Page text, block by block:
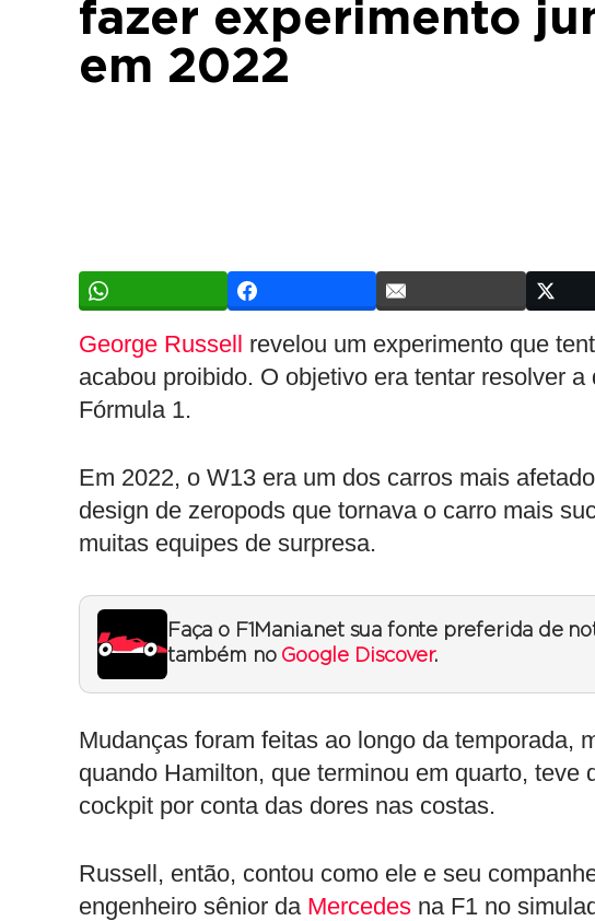
fazer experimento
em 2022
George Russell revelou um experimento que
acabou proibido. O objetivo era tentar resolver
Fórmula 1.
Em 2022, o W13 era um dos carros mais
design de zeropods que tornava o carro mais
muitas equipes de surpresa.
Faça o F1Mania.net sua fonte preferida de
também no Google Discover.
Mudanças foram feitas ao longo da temporada,
quando Hamilton, que terminou em quarto, teve
cockpit por conta das dores nas costas.
Russell, então, contou como ele e seu
engenheiro sênior da Mercedes na F1 no